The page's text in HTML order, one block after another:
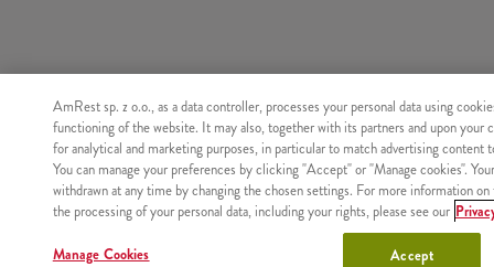
Nie znaleziono produktu o podanym identyfikatorze.
AmRest sp. z o.o., as a data controller, processes your personal data using
functioning of the website. It may also, together with its partners and upon your
for analytical and marketing purposes, in particular to match advertising content
You can manage your preferences by clicking "Accept" or "Manage cookies".
withdrawn at any time by changing the chosen settings. For more information
the processing of your personal data, including your rights, please see our
Manage Cookies Accept